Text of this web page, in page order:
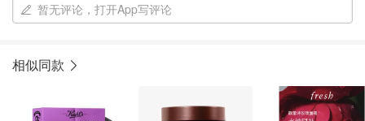
暂无评论，打开App写评论
相似同款